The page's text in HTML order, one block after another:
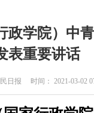
政学院）中
表重要讲话
日报 时间： 2021-03-02